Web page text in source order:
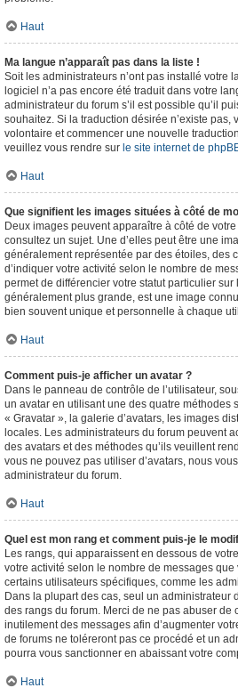
Haut
Ma langue n’apparaît pas dans la liste !
Soit les administrateurs n’ont pas installé votre
logiciel n’a pas encore été traduit dans votre
administrateur du forum s’il est possible qu’il
souhaitez. Si la traduction désirée n’existe pas,
volontaire et commencer une nouvelle
veuillez vous rendre sur le site internet de
Haut
Que signifient les images situées à côté de
Deux images peuvent apparaître à côté de
consultez un sujet. Une d’elles peut être une
généralement représentée par des étoiles, des
d’indiquer votre activité selon le nombre de
permet de différencier votre statut particulier sur
généralement plus grande, est une image
bien souvent unique et personnelle à chaque
Haut
Comment puis-je afficher un avatar ?
Dans le panneau de contrôle de l’utilisateur,
un avatar en utilisant une des quatre méthodes
« Gravatar », la galerie d’avatars, les images
locales. Les administrateurs du forum peuvent
des avatars et des méthodes qu’ils veuillent
vous ne pouvez pas utiliser d’avatars, nous
administrateur du forum.
Haut
Quel est mon rang et comment puis-je le
Les rangs, qui apparaissent en dessous de
votre activité selon le nombre de messages
certains utilisateurs spécifiques, comme les
Dans la plupart des cas, seul un administrateur
des rangs du forum. Merci de ne pas abuser de
inutilement des messages afin d’augmenter
de forums ne toléreront pas ce procédé et un
pourra vous sanctionner en abaissant votre
Haut